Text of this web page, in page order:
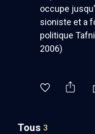
occupe
sioniste et a
politique
2006)
Tous 3